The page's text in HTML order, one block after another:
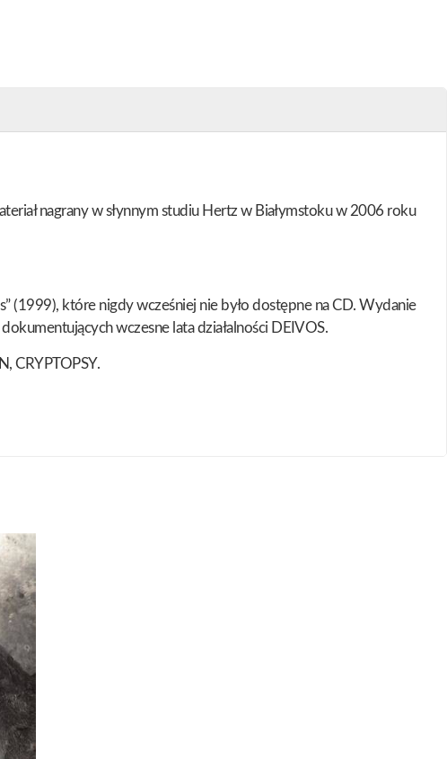
nagrany w słynnym studiu Hertz w Białymstoku w 2006 roku
(1999), które nigdy wcześniej nie było dostępne na CD. Wydanie
wczesne lata działalności DEIVOS.
CRYPTOPSY.